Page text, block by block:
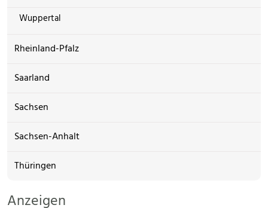
Wuppertal
Rheinland-Pfalz
Saarland
Sachsen
Sachsen-Anhalt
Thüringen
Anzeigen